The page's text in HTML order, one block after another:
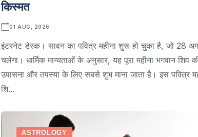
किस्मत
01 AUG, 2026
इंटरनेट डेस्क। सावन का पवित्र महीना शुरू हो चुका है, जो 28
चलेगा। धार्मिक मान्यताओं के अनुसार, यह पूरा महीना भगवान शिव
उपासना और तपस्या के लिए सबसे शुभ माना जाता है। इस पवित्र
शि...
ASTROLOGY